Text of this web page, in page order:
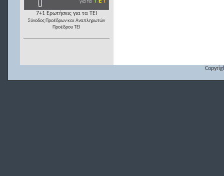
7+1 Ερωτήσεις για τα ΤΕΙ
Σύνοδος Προέδρων και Αναπληρωτών
Προέδρου ΤΕΙ